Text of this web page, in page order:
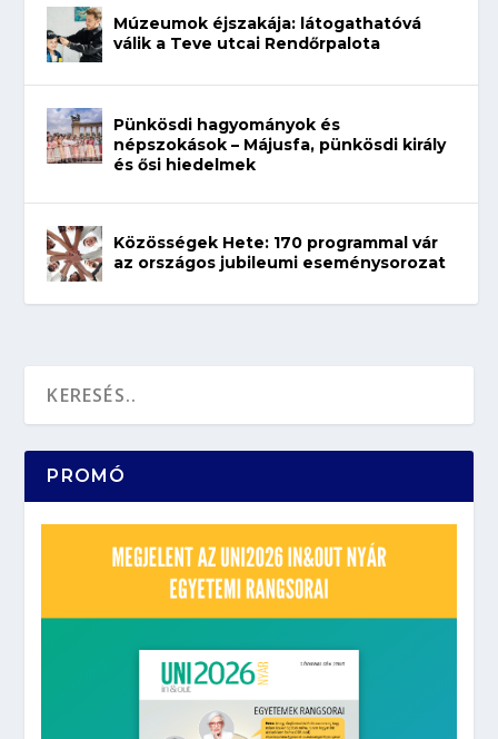
Múzeumok éjszakája: látogathatóvá
válik a Teve utcai Rendőrpalota
Pünkösdi hagyományok és
népszokások – Májusfa, pünkösdi király
és ősi hiedelmek
Közösségek Hete: 170 programmal vár
az országos jubileumi eseménysorozat
PROMÓ